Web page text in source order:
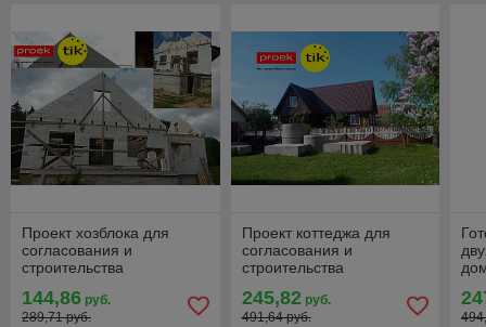
Проект хозблока для
согласования и
строительства
144,86 руб.
289,71 руб.
Проект коттеджа для
согласования и
строительства
245,82руб.
491,64 руб.